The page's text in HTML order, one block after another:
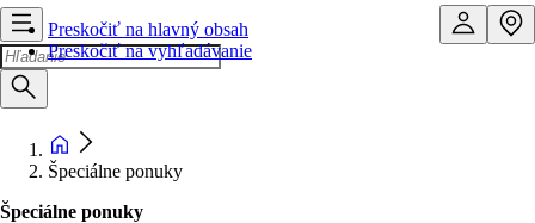
Preskočiť na hlavný obsah
Preskočiť na vyhľadávanie
Špeciálne ponuky
Špeciálne ponuky